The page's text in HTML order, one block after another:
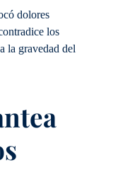
dolores
los
la gravedad del